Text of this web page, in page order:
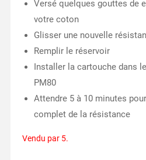
Versé quelques gouttes de
votre coton
Glisser une nouvelle
Remplir le réservoir
Installer la cartouche dans
PM80
Attendre 5 à 10 minutes
complet de la résistance
Vendu par 5.